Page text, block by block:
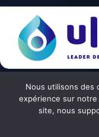
© 2026 - Site réalisé par Peppermint
Nous utilisons des
expérience sur
site, nous